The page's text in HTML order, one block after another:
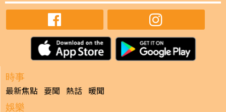
時事
最新焦點 要聞 熱話 暖聞
娛樂